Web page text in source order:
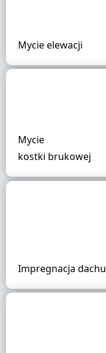
Mycie elewacji
Mycie
kostki brukowej
Impregnacja dachu